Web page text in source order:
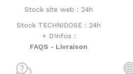
Stock site web : 24h
Stock TECHNIDOSE : 24h
+ D'infos :
FAQS - Livraison